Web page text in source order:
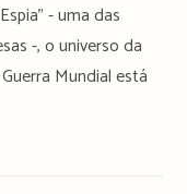
- uma das
-, o universo da
Mundial está